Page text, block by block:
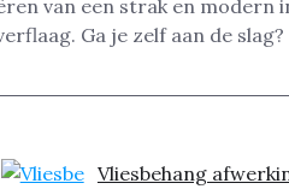
van een strak en modern
Ga je zelf aan de
Vliesbehang